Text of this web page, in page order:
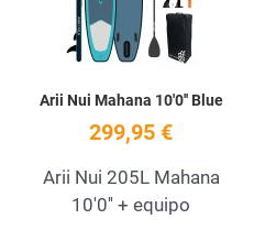
Arii Nui Mahana 10'0'' Blue
299,95 €
Arii Nui 205L Mahana
10'0'' + equipo